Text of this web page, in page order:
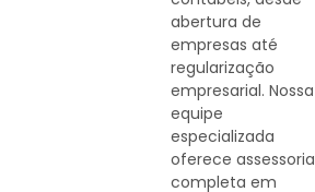
abertura de
empresas até
regularização
empresarial. Nossa
equipe
especializada
oferece assessoria
completa em